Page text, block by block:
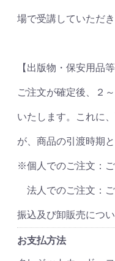
場で受講していただき
【出版物・保安用品等
ご注文が確定後、２
いたします。これに
が、商品の引渡時期と
※個人でのご注文：
法人でのご注文：
振込及び卸販売につ
お支払方法